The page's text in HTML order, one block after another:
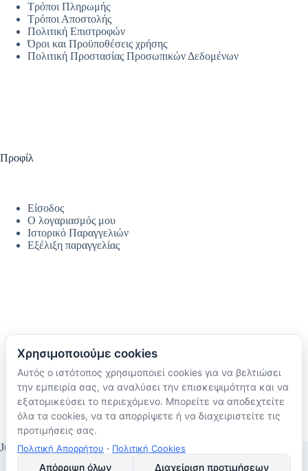
Τρόποι Πληρωμής
Τρόποι Αποστολής
Πολιτική Επιστροφών
Όροι και Προϋποθέσεις χρήσης
Πολιτική Προστασίας Προσωπικών Δεδομένων
Προφίλ
Είσοδος
Ο λογαριασμός μου
Ιστορικό Παραγγελιών
Εξέλιξη παραγγελίας
Ακολουθήστε μας
TikTok
Instagram
Facebook
JustMyHome © Copyright 2026
Χρησιμοποιούμε cookies
Αυτός ο ιστότοπος χρησιμοποιεί cookies για να βελτιώσει
την εμπειρία σας, να αναλύσει την επισκεψιμότητα και να
εξατομικεύσει το περιεχόμενο. Μπορείτε να αποδεχτείτε
όλα τα cookies, να τα απορρίψετε ή να διαχειριστείτε τις
προτιμήσεις σας.
Πολιτική Απορρήτου · Πολιτική Cookies
Απόρριψη όλων Διαχείριση προτιμήσεων